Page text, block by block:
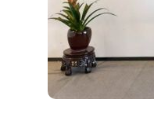
耳机低音像白开水？
复古玩家狂喜：
Xbox 360 游戏终于
AirTag 新版到底香